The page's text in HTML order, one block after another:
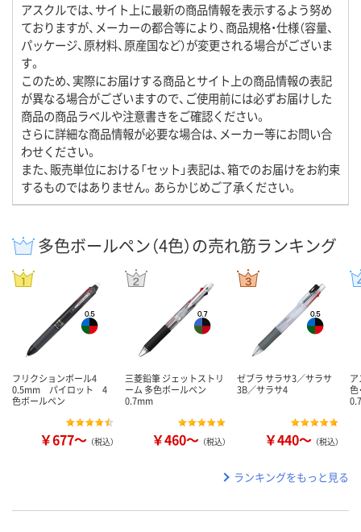
アスクルでは、サイト上に最新の商品情報を表示するよう努め
ておりますが、メーカーの都合等により、商品規格・仕様（容量、
パッケージ、原材料、原産国など）が変更される場合がございま
す。
このため、実際にお届けする商品とサイト上の商品情報の表記
が異なる場合がございますので、ご使用前には必ずお届けした
商品の商品ラベルや注意書きをご確認ください。
さらに詳細な商品情報が必要な場合は、メーカー等にお問い合
わせください。
また、販売単位における「セット」表記は、箱でのお届けをお約束
するものではありません。あらかじめご了承ください。
多色ボールペン（4色）の売れ筋ランキング
フリクションボール4
0.5mm パイロット 4
色ボールペン
￥677～ （税込）
三菱鉛筆 ジェットストリ
ーム 多色ボールペン
0.7mm
￥460～ （税込）
ゼブラ サラサ3／サラサ
3B／サラサ4
￥440～ （税込）
ランキングをもっと見る